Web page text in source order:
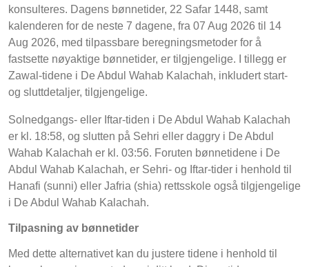
konsulteres. Dagens bønnetider, 22 Safar 1448, samt
kalenderen for de neste 7 dagene, fra 07 Aug 2026 til 14
Aug 2026, med tilpassbare beregningsmetoder for å
fastsette nøyaktige bønnetider, er tilgjengelige. I tillegg er
Zawal-tidene i De Abdul Wahab Kalachah, inkludert start-
og sluttdetaljer, tilgjengelige.
Solnedgangs- eller Iftar-tiden i De Abdul Wahab Kalachah
er kl. 18:58, og slutten på Sehri eller daggry i De Abdul
Wahab Kalachah er kl. 03:56. Foruten bønnetidene i De
Abdul Wahab Kalachah, er Sehri- og Iftar-tider i henhold til
Hanafi (sunni) eller Jafria (shia) rettsskole også tilgjengelige
i De Abdul Wahab Kalachah.
Tilpasning av bønnetider
Med dette alternativet kan du justere tidene i henhold til